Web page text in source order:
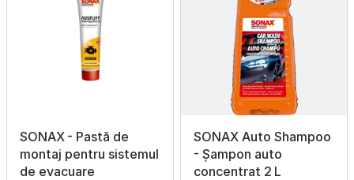
SONAX - Pastă de
montaj pentru sistemul
de evacuare
SONAX Auto Shampoo
- Șampon auto
concentrat 2 L